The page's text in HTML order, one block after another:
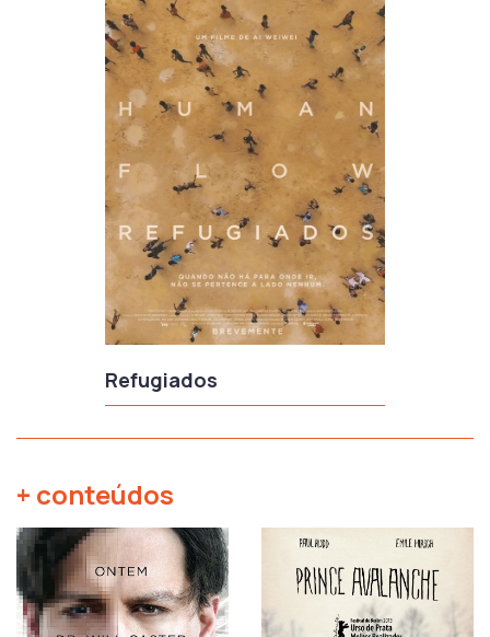
Refugiados
+ conteúdos